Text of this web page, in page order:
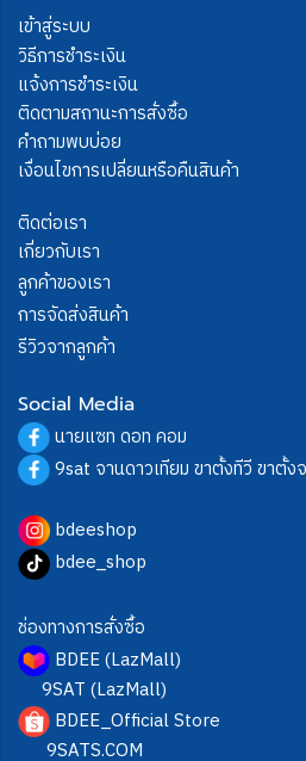
เข้าสู่ระบบ
วิธีการชำระเงิน
แจ้งการชำระเงิน
ติดตามสถานะการสั่งซื้อ
คำถามพบบ่อย
เงื่อนไขการเปลี่ยนหรือคืนสินค้า
ติดต่อเรา
เกี่ยวกับเรา
ลูกค้าของเรา
การจัดส่งสินค้า
รีวิวจากลูกค้า
Social Media
นายแซท ดอท คอม
9sat จานดาวเทียม ขาตั้งทีวี ขาตั้
bdeeshop
bdee_shop
ช่องทางการสั่งซื้อ
BDEE (LazMall)
9SAT (LazMall)
BDEE_Official Store
9SATS.COM